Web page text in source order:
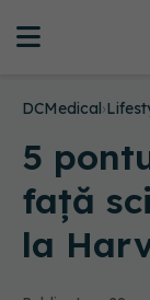
DCMedical›
5
față
la